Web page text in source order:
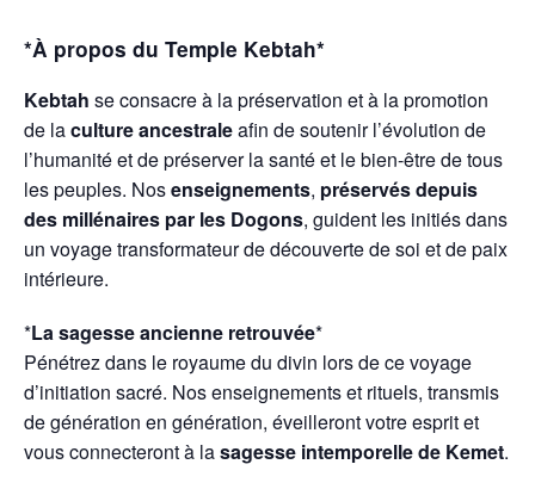
*À propos du Temple Kebtah*
Kebtah se consacre à la préservation et à la promotion
de laculture ancestraleafin de soutenir l’évolution de
l’humanité et de préserver la santé et le bien-être de tous
les peuples. Nosenseignements, préservés depuis
des millénaires par les Dogons, guident les initiés dans
un voyage transformateur de découverte de soi et de paix
intérieure.
*La sagesse ancienne retrouvée*
Pénétrez dans le royaume du divin lors de ce voyage
d’initiation sacré. Nos enseignements et rituels, transmis
de génération en génération, éveilleront votre esprit et
vous connecteront à lasagesse intemporelle de Kemet.